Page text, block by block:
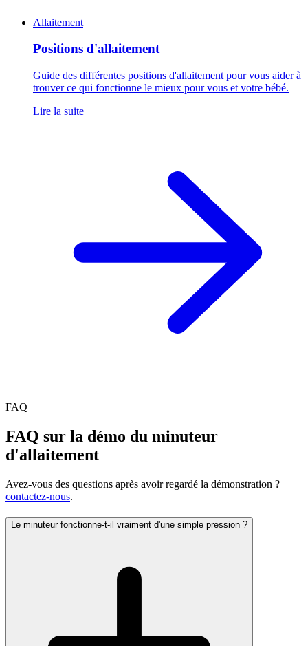
Allaitement
Positions d'allaitement
Guide des différentes positions d'allaitement pour vous aider à
trouver ce qui fonctionne le mieux pour vous et votre bébé.
Lire la suite
FAQ
FAQ sur la démo du minuteur
d'allaitement
Avez-vous des questions après avoir regardé la démonstration ?
contactez-nous.
Le minuteur fonctionne-t-il vraiment d'une simple pression ?